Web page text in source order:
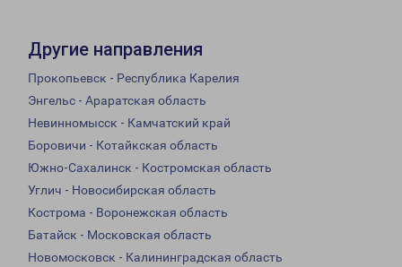
Другие направления
Прокопьевск - Республика Карелия
Энгельс - Араратская область
Невинномысск - Камчатский край
Боровичи - Котайкская область
Южно-Сахалинск - Костромская область
Углич - Новосибирская область
Кострома - Воронежская область
Батайск - Московская область
Новомосковск - Калининградская область